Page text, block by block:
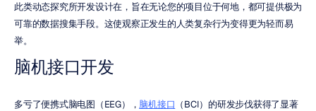
此类动态探究所开发设计在，旨在无论您的项目位于何地，都可提供极为
可靠的数据搜集手段。这使观察正发生的人类复杂行为变得更为轻而易
举。
脑机接口开发
多亏了便携式脑电图（EEG）， 脑机接口 （BCI）的研发步伐获得了显著